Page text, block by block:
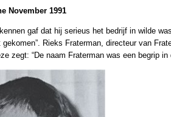
November 1991
gaf dat hij serieus het bedrijf in wilde
gekomen”. Rieks Fraterman, directeur van
zegt: “De naam Fraterman was een begrip